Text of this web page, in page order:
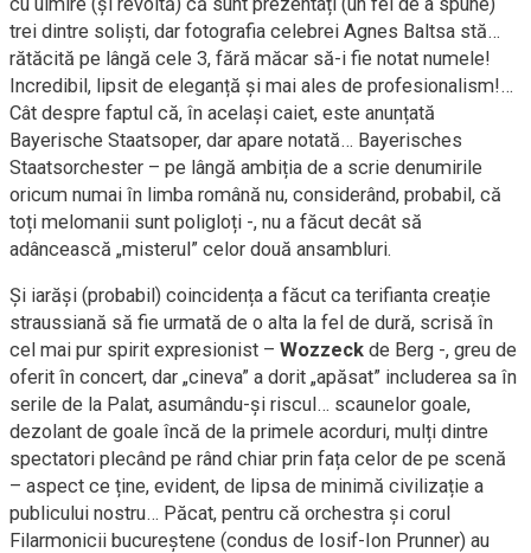
trei dintre soliști, dar fotografia celebrei Agnes Baltsa stă…
rătăcită pe lângă cele 3, fără măcar să-i fie notat numele!
Incredibil, lipsit de eleganță și mai ales de profesionalism!…
Cât despre faptul că, în același caiet, este anunțată
Bayerische Staatsoper, dar apare notată… Bayerisches
Staatsorchester – pe lângă ambiția de a scrie denumirile
oricum numai în limba română nu, considerând, probabil, că
toți melomanii sunt poligloți -, nu a făcut decât să
adâncească „misterul” celor două ansambluri.
Și iarăși (probabil) coincidența a făcut ca terifianta creație
straussiană să fie urmată de o alta la fel de dură, scrisă în
cel mai pur spirit expresionist – Wozzeck de Berg -, greu de
oferit în concert, dar „cineva” a dorit „apăsat” includerea sa în
serile de la Palat, asumându-și riscul… scaunelor goale,
dezolant de goale încă de la primele acorduri, mulți dintre
spectatori plecând pe rând chiar prin fața celor de pe scenă
– aspect ce ține, evident, de lipsa de minimă civilizație a
publicului nostru… Păcat, pentru că orchestra și corul
Filarmonicii bucureștene (condus de Iosif-Ion Prunner) au